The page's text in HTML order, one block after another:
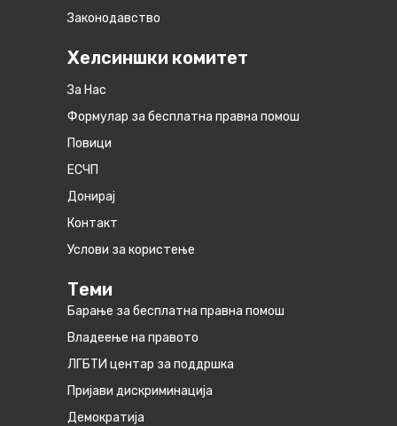
Законодавство
Хелсиншки комитет
За Нас
Формулар за бесплатна правна помош
Повици
ЕСЧП
Донирај
Контакт
Услови за користење
Теми
Барање за бесплатна правна помош
Владеење на правото
ЛГБТИ центар за поддршка
Пријави дискриминација
Демократија